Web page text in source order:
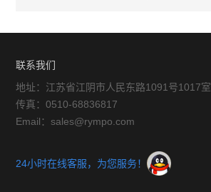
联系我们
地址：江苏省江阴市人民东路1091号1017室
传真：0510-68836817
Email：sales@rympo.com
24小时在线客服，为您服务！